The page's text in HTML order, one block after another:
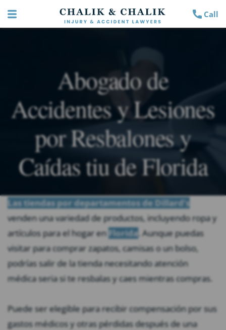
Call
Abogado de
Accidentes y Lesiones
por Resbalones y
Caídas tiu de Florida
Las tiendas por departamentos de Dillard’s
venden una variedad de productos, incluyendo ropa y
artículos para el hogar en Florida . Aunque puedas
visitar para comprar zapatos, camisas o un bolso,
podrías salir de la tienda necesitando atención
médica seria si te resbalas y caes mientras compras.
Puede ser elegible para recibir compensación por sus
gastos médicos y otras pérdidas después de una